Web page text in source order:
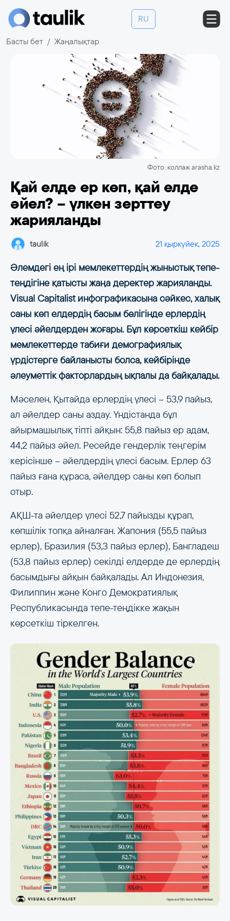
RU
Басты бет Жаңалықтар
Фото: коллаж arasha.kz
Қай елде ер көп, қай елде
әйел? – үлкен зерттеу
жарияланды
taulik 21 қыркүйек, 2025
Әлемдегі ең ірі мемлекеттердің жыныстық тепе-
теңдігіне қатысты жаңа деректер жарияланды.
Visual Capitalist инфографикасына сәйкес, халық
саны көп елдердің басым бөлігінде ерлердің
үлесі әйелдерден жоғары. Бұл көрсеткіш кейбір
мемлекеттерде табиғи демографиялық
үрдістерге байланысты болса, кейбірінде
әлеуметтік факторлардың ықпалы да байқалады.
Мәселен, Қытайда ерлердің үлесі – 53,9 пайыз,
ал әйелдер саны аздау. Үндістанда бұл
айырмашылық тіпті айқын: 55,8 пайыз ер адам,
44,2 пайыз әйел. Ресейде гендерлік теңгерім
керісінше – әйелдердің үлесі басым. Ерлер 63
пайыз ғана құраса, әйелдер саны көп болып
отыр.
АҚШ-та әйелдер үлесі 52,7 пайызды құрап,
көпшілік топқа айналған. Жапония (55,5 пайыз
ерлер), Бразилия (53,3 пайыз ерлер), Бангладеш
(53,8 пайыз ерлер) секілді елдерде де ерлердің
басымдығы айқын байқалады. Ал Индонезия,
Филиппин және Конго Демократиялық
Республикасында тепе-теңдікке жақын
көрсеткіш тіркелген.